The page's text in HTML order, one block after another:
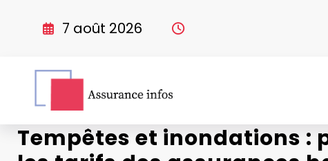
7 août 2026
Tempêtes et inondations :